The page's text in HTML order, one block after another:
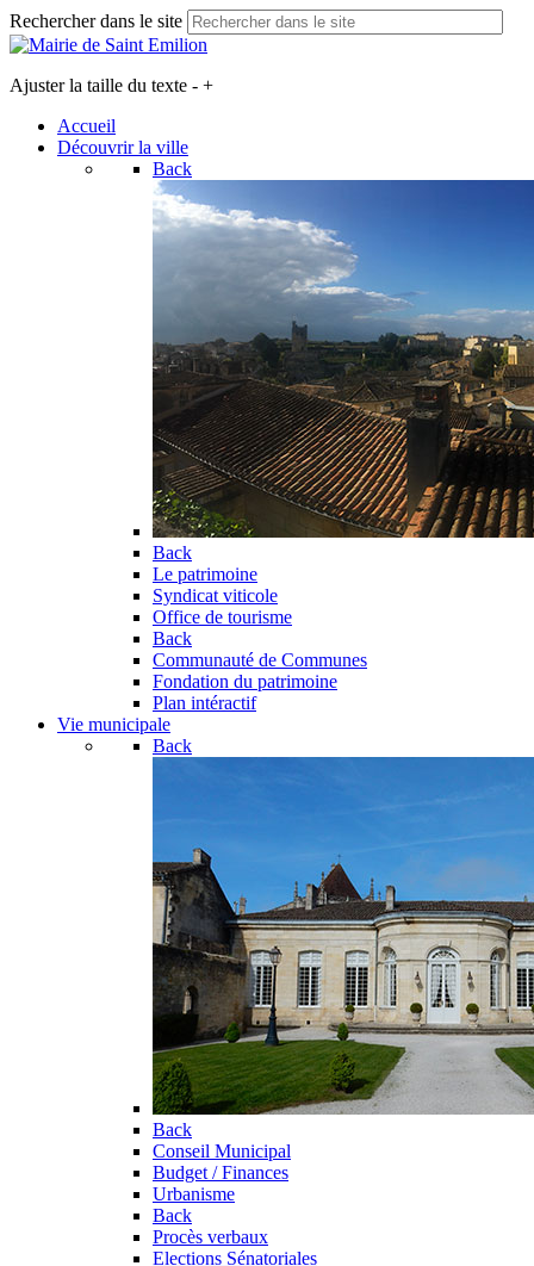
Rechercher dans le site
Ajuster la taille du texte - +
Accueil
Découvrir la ville
Back
Back
Le patrimoine
Syndicat viticole
Office de tourisme
Back
Communauté de Communes
Fondation du patrimoine
Plan intéractif
Vie municipale
Back
Back
Conseil Municipal
Budget / Finances
Urbanisme
Back
Procès verbaux
Elections Sénatoriales